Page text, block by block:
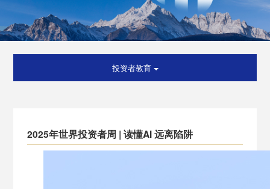
投资者教育
2025年世界投资者周 | 读懂AI 远离陷阱